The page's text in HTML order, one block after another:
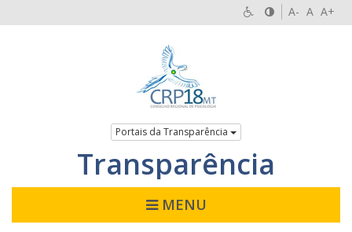
A- A A+
Portais da Transparência
Transparência
MENU